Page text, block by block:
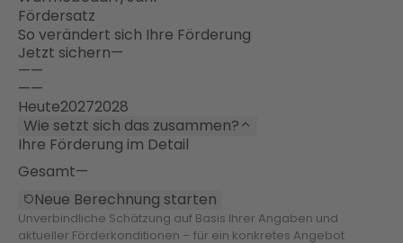
Fördersatz
So verändert sich Ihre Förderung
Jetzt sichern—
——
——
Heute20272028
Wie setzt sich das zusammen?
Ihre Förderung im Detail
Gesamt—
Neue Berechnung starten
Unverbindliche Schätzung auf Basis Ihrer Angaben und
aktueller Förderkonditionen – für ein konkretes Angebot